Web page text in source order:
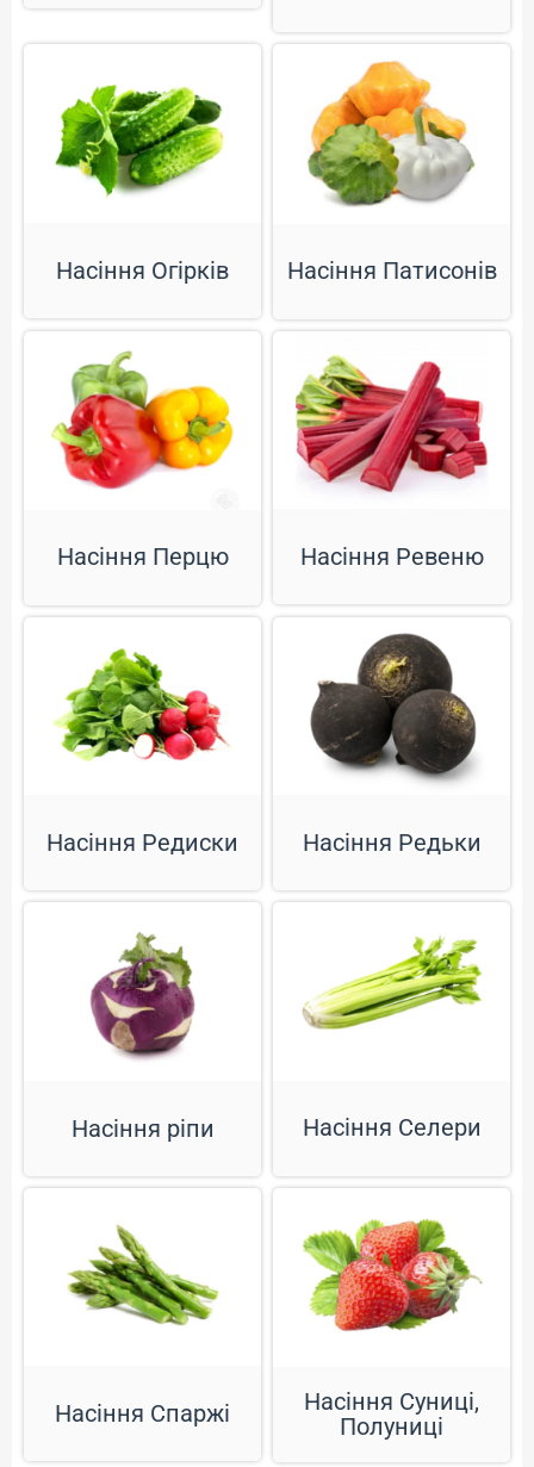
Насіння Огірків Насіння Патисонів
Насіння Перцю Насіння Ревеню
Насіння Редиски Насіння Редьки
Насіння ріпи Насіння Селери
Насіння Спаржі
Насіння Суниці,
Полуниці